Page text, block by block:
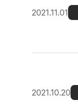
2021.11.01
2021.10.20